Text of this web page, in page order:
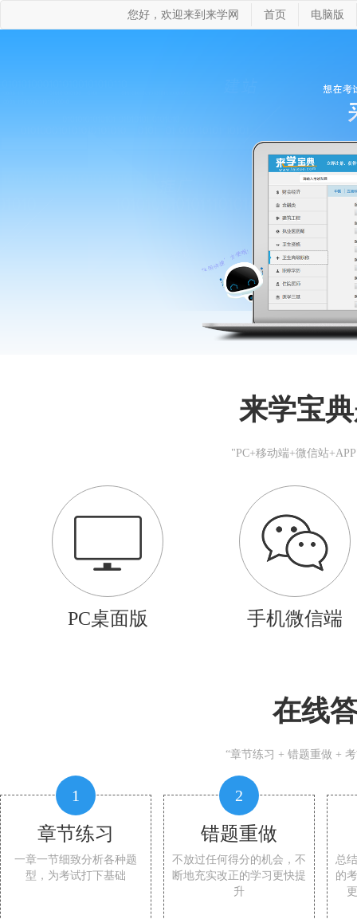
您好，欢迎来到来学网 首页 电脑版
来学宝
"PC+移动端+微信站
PC桌面版 手机微信端
在线
“章节练习 + 错题重做 +
1
章节练习
一章一节细致分析各种题
型，为考试打下基础
2
错题重做
不放过任何得分的机会，不
断地充实改正的学习更快提
升
总
的